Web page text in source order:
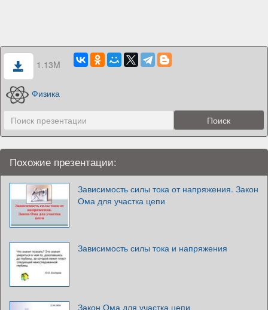
1.13M
Физика
Похожие презентации:
Зависимость силы тока от напряжения. Закон
Ома для участка цепи
Зависимость силы тока и напряжения
Закон Ома для участка цепи